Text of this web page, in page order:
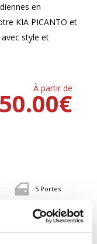
en
KIA PICANTO et
style et
À partir de
€
50.00
5 Portes
82 CV